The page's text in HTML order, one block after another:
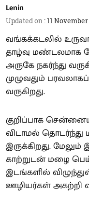
Lenin
Updated on :11
வங்கக்கடலில்
தாழ்வு மண்டலமாக
அருகே நகர்ந்து
முழுவதும்
வருகிறது.
குறிப்பாக
விடாமல்
இருக்கிறது.
காற்றுடன் மழை
இடங்களில்
ஊழியர்கள் அகற்றி